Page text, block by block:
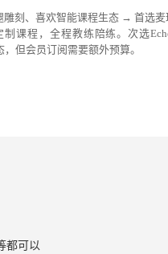
刻、喜欢智能课程生态 → 首选麦
课程，全程教练陪练。次选
但会员订阅需要额外预算。
都可以